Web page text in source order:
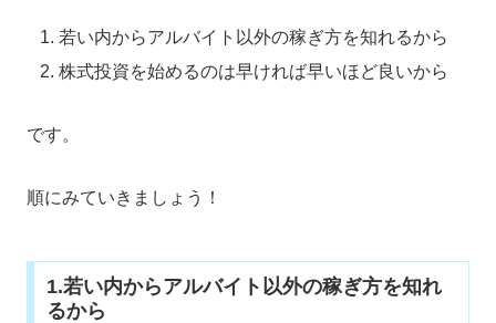
若い内からアルバイト以外の稼ぎ方を知れるから
株式投資を始めるのは早ければ早いほど良いから
です。
順にみていきましょう！
1.若い内からアルバイト以外の稼ぎ方を知れ
るから